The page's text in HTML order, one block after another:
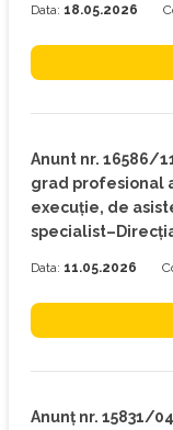
Data: 18.05.2026
Anunt nr. 16586/
grad profesional
execuție, de
Data: 11.05.2026
Anunț nr. 15831/